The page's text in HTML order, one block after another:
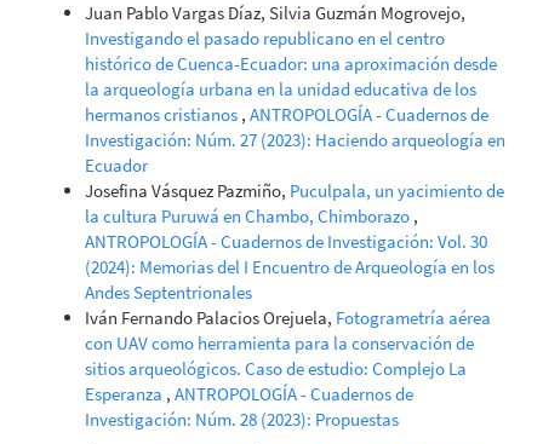
Juan Pablo Vargas Díaz, Silvia Guzmán Mogrovejo,
Investigando el pasado republicano en el centro
histórico de Cuenca-Ecuador: una aproximación desde
la arqueología urbana en la unidad educativa de los
hermanos cristianos , ANTROPOLOGÍA - Cuadernos de
Investigación: Núm. 27 (2023): Haciendo arqueología en
Ecuador
Josefina Vásquez Pazmiño, Puculpala, un yacimiento de
la cultura Puruwá en Chambo, Chimborazo ,
ANTROPOLOGÍA - Cuadernos de Investigación: Vol. 30
(2024): Memorias del I Encuentro de Arqueología en los
Andes Septentrionales
Iván Fernando Palacios Orejuela, Fotogrametría aérea
con UAV como herramienta para la conservación de
sitios arqueológicos. Caso de estudio: Complejo La
Esperanza , ANTROPOLOGÍA - Cuadernos de
Investigación: Núm. 28 (2023): Propuestas